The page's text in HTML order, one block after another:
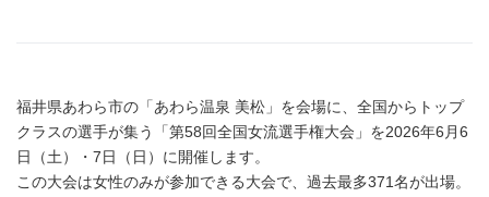
福井県あわら市の「あわら温泉 美松」を会場に、全国からトップ
クラスの選手が集う「第58回全国女流選手権大会」を2026年6月6
日（土）・7日（日）に開催します。
この大会は女性のみが参加できる大会で、過去最多371名が出場。